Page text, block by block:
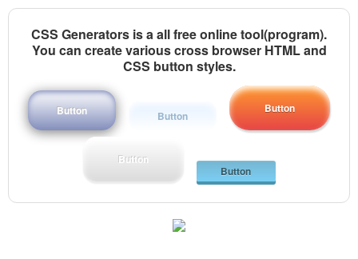
CSS Generators is a all free online tool(program).
You can create various cross browser HTML and
CSS button styles.
Button Button
Button
Button
Button